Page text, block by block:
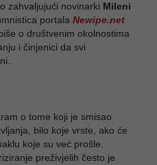
zahvaljujući novinarki Mileni
portala Newipe.net
o društvenim okolnostima
i činjenici da svi
o tome koji je smisao
bilo koje vrste, ako će
koje su već prošle.
preživjelih često je